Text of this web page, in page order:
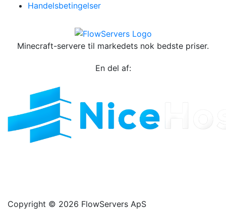
Handelsbetingelser
Minecraft-servere til markedets nok bedste priser.
En del af:
Copyright © 2026 FlowServers ApS